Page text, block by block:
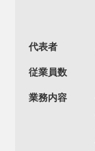
代表者
従業員数
業務内容